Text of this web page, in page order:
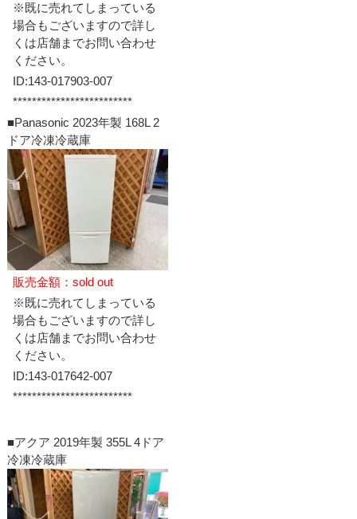
※既に売れてしまっている
場合もございますので詳し
くは店舗までお問い合わせ
ください。
ID:143-017903-007
*************************
■Panasonic 2023年製 168L 2
ドア冷凍冷蔵庫
販売金額：sold out
※既に売れてしまっている
場合もございますので詳し
くは店舗までお問い合わせ
ください。
ID:143-017642-007
*************************
■アクア 2019年製 355L 4ドア
冷凍冷蔵庫